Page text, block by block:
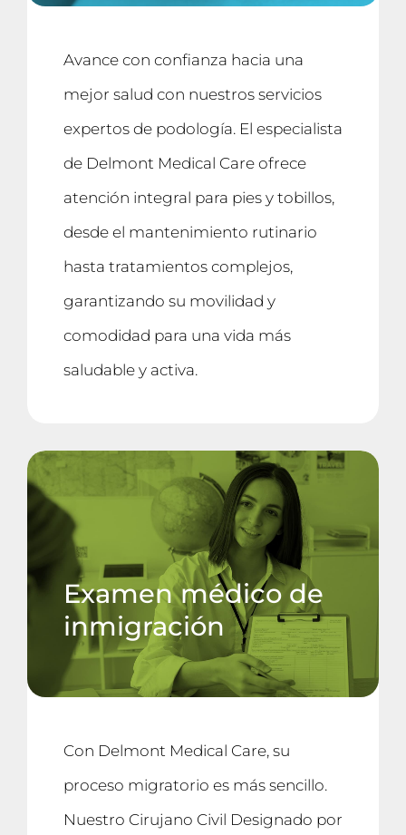
Avance con confianza hacia una
mejor salud con nuestros servicios
expertos de podología. El especialista
de Delmont Medical Care ofrece
atención integral para pies y tobillos,
desde el mantenimiento rutinario
hasta tratamientos complejos,
garantizando su movilidad y
comodidad para una vida más
saludable y activa.
Examen médico de
inmigración
Con Delmont Medical Care, su
proceso migratorio es más sencillo.
Nuestro Cirujano Civil Designado por